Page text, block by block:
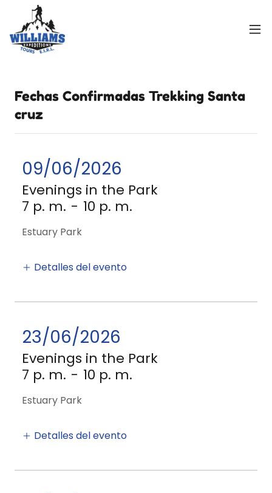
Fechas Confirmadas Trekking Santa
cruz
09/06/2026
Evenings in the Park
7 p. m. - 10 p. m.
Estuary Park
Detalles del evento
23/06/2026
Evenings in the Park
7 p. m. - 10 p. m.
Estuary Park
Detalles del evento